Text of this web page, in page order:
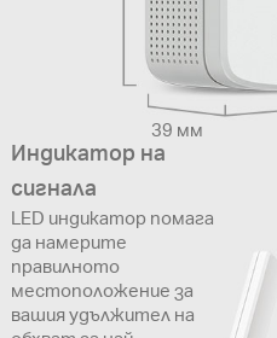
39 мм
Индикатор на
сигнала
LED индикатор помага
да намерите
правилното
местоположение за
вашия удължител на